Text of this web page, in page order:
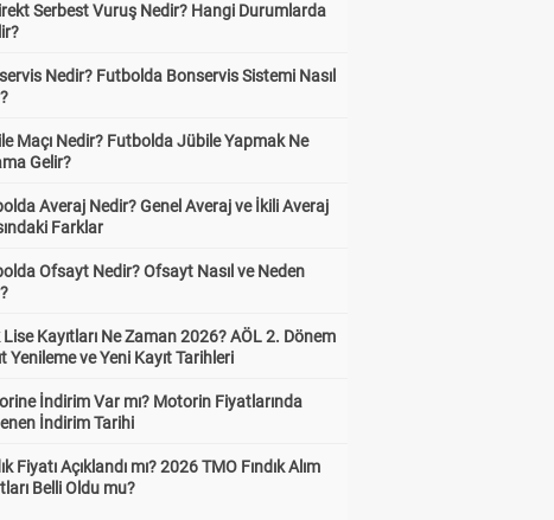
Serbest Vuruş Nedir? Hangi Durumlarda
Nedir? Futbolda Bonservis Sistemi Nasıl
Maçı Nedir? Futbolda Jübile Yapmak Ne
Gelir?
Averaj Nedir? Genel Averaj ve İkili Averaj
Farklar
Ofsayt Nedir? Ofsayt Nasıl ve Neden
Lise Kayıtları Ne Zaman 2026? AÖL 2. Dönem
Yenileme ve Yeni Kayıt Tarihleri
İndirim Var mı? Motorin Fiyatlarında
İndirim Tarihi
Fiyatı Açıklandı mı? 2026 TMO Fındık Alım
Belli Oldu mu?